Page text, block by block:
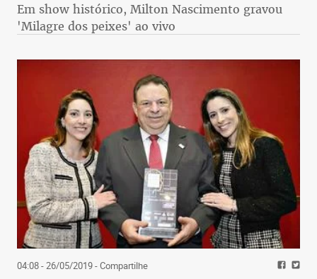
Em show histórico, Milton Nascimento gravou
'Milagre dos peixes' ao vivo
04:08 - 26/05/2019- Compartilhe